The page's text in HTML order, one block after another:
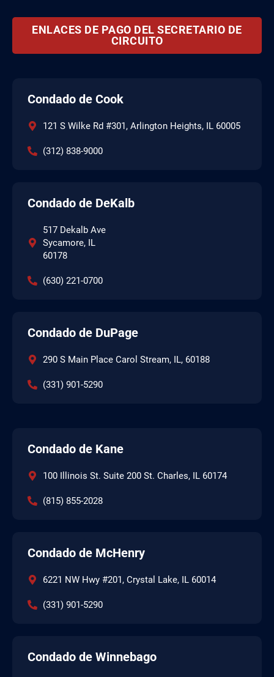
ENLACES DE PAGO DEL SECRETARIO DE
CIRCUITO
Condado de Cook
121 S Wilke Rd #301, Arlington Heights, IL 60005
(312) 838-9000
Condado de DeKalb
517 Dekalb Ave
Sycamore, IL
60178
(630) 221-0700
Condado de DuPage
290 S Main Place Carol Stream, IL, 60188
(331) 901-5290
Condado de Kane
100 Illinois St. Suite 200 St. Charles, IL 60174
(815) 855-2028
Condado de McHenry
6221 NW Hwy #201, Crystal Lake, IL 60014
(331) 901-5290
Condado de Winnebago